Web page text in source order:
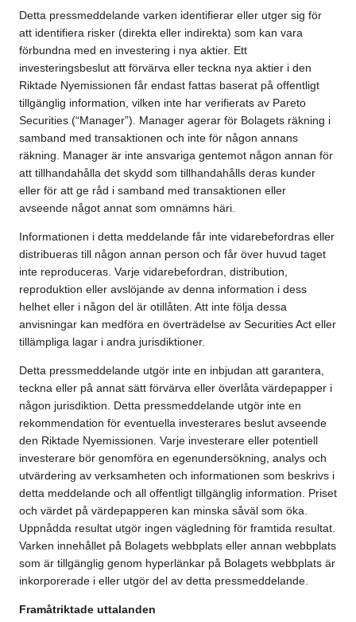
Detta pressmeddelande varken identifierar eller utger sig för
att identifiera risker (direkta eller indirekta) som kan vara
förbundna med en investering i nya aktier. Ett
investeringsbeslut att förvärva eller teckna nya aktier i den
Riktade Nyemissionen får endast fattas baserat på offentligt
tillgänglig information, vilken inte har verifierats av Pareto
Securities (“Manager”). Manager agerar för Bolagets räkning i
samband med transaktionen och inte för någon annans
räkning. Manager är inte ansvariga gentemot någon annan för
att tillhandahålla det skydd som tillhandahålls deras kunder
eller för att ge råd i samband med transaktionen eller
avseende något annat som omnämns häri.
Informationen i detta meddelande får inte vidarebefordras eller
distribueras till någon annan person och får över huvud taget
inte reproduceras. Varje vidarebefordran, distribution,
reproduktion eller avslöjande av denna information i dess
helhet eller i någon del är otillåten. Att inte följa dessa
anvisningar kan medföra en överträdelse av Securities Act eller
tillämpliga lagar i andra jurisdiktioner.
Detta pressmeddelande utgör inte en inbjudan att garantera,
teckna eller på annat sätt förvärva eller överlåta värdepapper i
någon jurisdiktion. Detta pressmeddelande utgör inte en
rekommendation för eventuella investerares beslut avseende
den Riktade Nyemissionen. Varje investerare eller potentiell
investerare bör genomföra en egenundersökning, analys och
utvärdering av verksamheten och informationen som beskrivs i
detta meddelande och all offentligt tillgänglig information. Priset
och värdet på värdepapperen kan minska såväl som öka.
Uppnådda resultat utgör ingen vägledning för framtida resultat.
Varken innehållet på Bolagets webbplats eller annan webbplats
som är tillgänglig genom hyperlänkar på Bolagets webbplats är
inkorporerade i eller utgör del av detta pressmeddelande.
Framåtriktade uttalanden